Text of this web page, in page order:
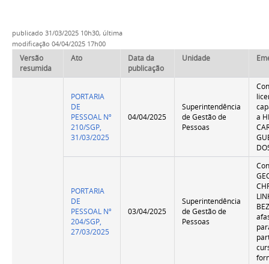
publicado 31/03/2025 10h30, última
modificação 04/04/2025 17h00
Versão
resumida
Ato
Data da
publicação
Unidade
PORTARIA
DE
PESSOAL Nº
210/SGP,
31/03/2025
04/04/2025
Superintendência
de Gestão de
Pessoas
a
PORTARIA
DE
PESSOAL Nº
204/SGP,
27/03/2025
03/04/2025
Superintendência
de Gestão de
Pessoas